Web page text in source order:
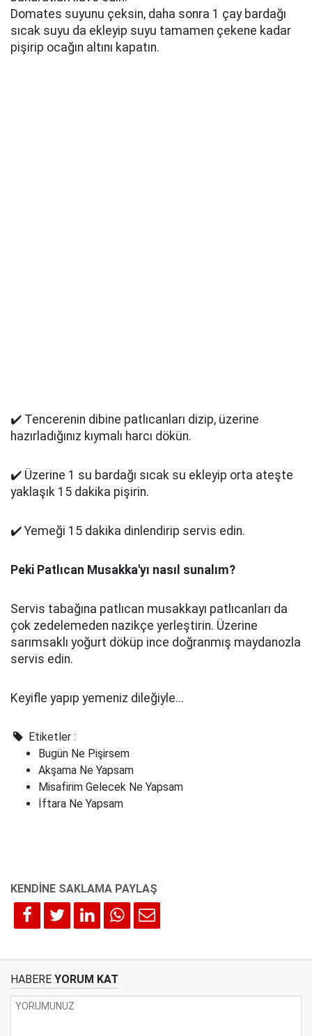
Domates suyunu çeksin, daha sonra 1 çay bardağı
sıcak suyu da ekleyip suyu tamamen çekene kadar
pişirip ocağın altını kapatın.
✔️ Tencerenin dibine patlıcanları dizip, üzerine
hazırladığınız kıymalı harcı dökün.
✔️ Üzerine 1 su bardağı sıcak su ekleyip orta ateşte
yaklaşık 15 dakika pişirin.
✔️ Yemeği 15 dakika dinlendirip servis edin.
Peki Patlıcan Musakka'yı nasıl sunalım?
Servis tabağına patlıcan musakkayı patlıcanları da
çok zedelemeden nazikçe yerleştirin. Üzerine
sarımsaklı yoğurt döküp ince doğranmış maydanozla
servis edin.
Keyifle yapıp yemeniz dileğiyle...
Etiketler :
Bugün Ne Pişirsem
Akşama Ne Yapsam
Misafirim Gelecek Ne Yapsam
İftara Ne Yapsam
HABERE YORUM KAT